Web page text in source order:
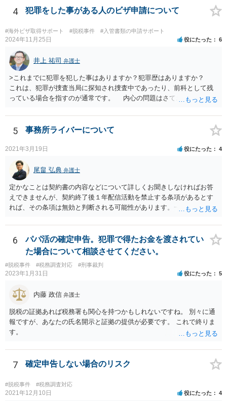
4 犯罪をした事がある人のビザ申請について
#海外ビザ取得サポート #脱税事件 #入管書類の申請サポート
2024年11月25日 役にたった 6
井上 祐司 弁護士
>これまでに犯罪を犯した事はありますか？犯罪歴はありますか？
これは、犯罪が捜査当局に探知され捜査中であったり、前科として残
っている場合を指すのが通常です。 内心の問題はさておき、ご質問
5 事務所ライバーについて
2021年3月19日 役にたった 4
尾畠 弘典 弁護士
定かなことは契約書の内容などについて詳しくお聞きしなければお答
えできませんが、契約終了後１年配信活動を禁止する条項があるとす
れば、その条項は無効と判断される可能性があります。一度実際に弁
した方がよろしいかと存じます。
6
パパ活の確定申告。犯罪で得たお金を渡されてい
た場合について相談させてください。
#脱税事件 #税務調査対応 #刑事裁判
2023年1月31日 役にたった 5
内藤 政信 弁護士
脱税の証拠あれば税務署も関心を持つかもしれないですね。 別々に通
報ですが、あなたの氏名開示と証拠の提供が必要です。 これで終りま
す。
7 確定申告しない場合のリスク
#脱税事件 #税務調査対応
2021年12月10日 役にたった 4